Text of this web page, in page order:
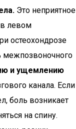
Это неприятное
левом
остеохондрозе
межпозвоночного
и ущемлению
канала. Если
боль возникает
на спину.